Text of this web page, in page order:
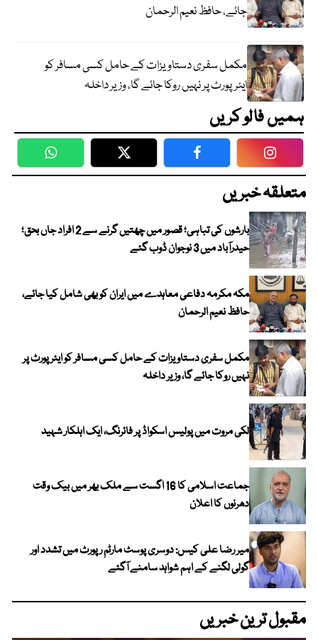
جائے، حافظ نعیم الرحمان
مکمل سفری دستاویزات کے حامل کسی مسافر کو
ایئرپورٹ پر نہیں روکا جائے گا، وزیر داخلہ
ہمیں فالو کریں
WhatsApp Twitter Facebook
متعلقہ خبریں
بارشوں کی تباہی؛ قصور میں چھتیں گرنے سے 2 افراد جاں بحق؛
حیدرآباد میں 3 نوجوان ڈوب گئے
مکہ مکرمہ دفاعی معاہدے میں ایران کو بھی شامل کیا جائے،
حافظ نعیم الرحمان
مکمل سفری دستاویزات کے حامل کسی مسافر کو ایئرپورٹ پر
نہیں روکا جائے گا، وزیر داخلہ
لکی مروت میں پولیس اسکواڈ پر فائرنگ، ایک اہلکار شہید
جماعت اسلامی کا 16 اگست سے ملک بھر میں بیک وقت
دھرنوں کا اعلان
میر رضا علی کیس: دوسری پوسٹ مارٹم رپورٹ میں تشدد اور
گولی لگنے کے اہم شواہد سامنے آگئے
مقبول ترین خبریں